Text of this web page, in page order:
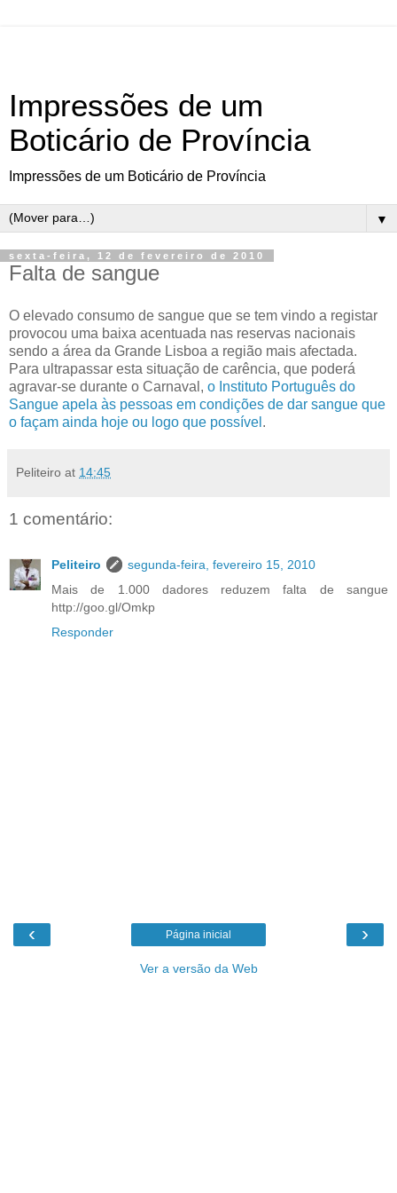
Impressões de um
Boticário de Província
Impressões de um Boticário de Província
▼
sexta-feira, 12 de fevereiro de 2010
Falta de sangue
O elevado consumo de sangue que se tem vindo a registar
provocou uma baixa acentuada nas reservas nacionais
sendo a área da Grande Lisboa a região mais afectada.
Para ultrapassar esta situação de carência, que poderá
agravar-se durante o Carnaval, o Instituto Português do
Sangue apela às pessoas em condições de dar sangue que
o façam ainda hoje ou logo que possível .
Peliteiro at 14:45
1 comentário:
Peliteiro
segunda-feira, fevereiro 15, 2010
Mais de 1.000 dadores reduzem falta de sangue
http://goo.gl/Omkp
Responder
‹ ›
Página inicial
Ver a versão da Web